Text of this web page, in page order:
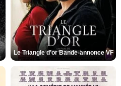
Le Triangle d'or Bande-annonce VF